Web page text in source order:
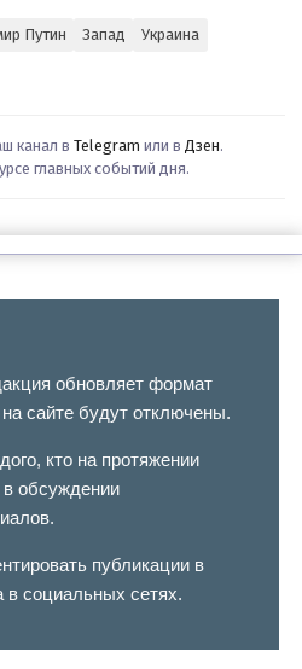
Путин Запад Украина
канал в Telegram или в Дзен.
главных событий дня.
обновляет формат
сайте будут отключены.
кто на протяжении
в обсуждении
публикации в
в социальных сетях.